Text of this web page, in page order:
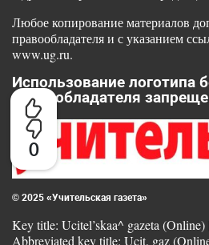
0
Любое копирование материалов
правообладателя и с указанием
www.ug.ru.
Использование логотипа
правообладателя
© 2025 «Учительская газета»
Key title: Ucitel’skaa^ gazeta
Abbreviated key title: Ucit. gaz